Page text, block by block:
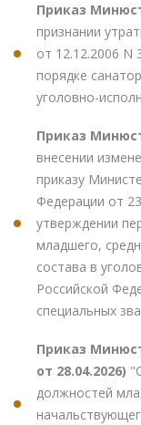
Приказ
признании
от 12.12.2006 N
порядке
уголовно-
Приказ
внесении
приказу
Федерации от
утверждении
младшего,
состава в
Российской
специальных
Приказ
от 28.04.2026)
должностей